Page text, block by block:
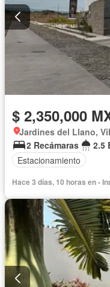
$ 2,350,000
Jardines del Llano,
2 Recámaras
2.5
Estacionamiento
Hace 3 días, 10 horas en -